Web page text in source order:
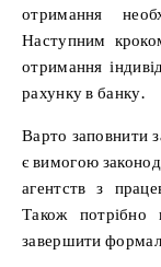
отримання
Наступним
отримання
рахунку в банку.
Варто заповнити
є вимогою
агентств з
Також потрібно
завершити